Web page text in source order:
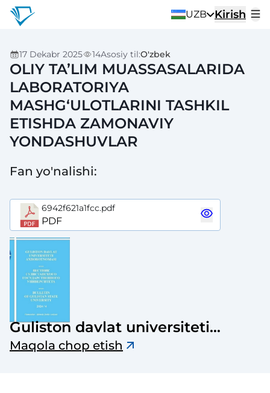
UZB Kirish
17 Dekabr 2025 14Asosiy til:O'zbek
OLIY TA’LIM MUASSASALARIDA
LABORATORIYA
MASHG‘ULOTLARINI TASHKIL
ETISHDA ZAMONAVIY
YONDASHUVLAR
Fan yo'nalishi:
6942f621a1fcc.pdf
PDF
Guliston davlat universiteti
axborotnomasi
Maqola chop etish